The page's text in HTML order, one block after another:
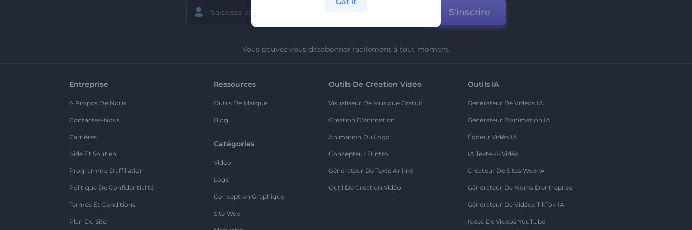
S'inscrire
Vous pouvez vous désabonner facilement à tout moment.
Entreprise
A Propos De Nous
Contactez-Nous
Carrières
Aide Et Soutien
Programme D'affiliation
Politique De Confidentialité
Termes Et Conditions
Plan Du Site
Ressources
Outils De Marque
Blog
Catégories
Vidéo
Logo
Conception Graphique
Site Web
Outils De Création Vidéo
Visualiseur De Musique Gratuit
Création D'animation
Animation Du Logo
Concepteur D'intro
Générateur De Texte Animé
Outil De Création Vidéo
Outils IA
Générateur De Vidéos IA
Générateur D'animation IA
Éditeur Vidéo IA
IA Texte-À-Vidéo
Créateur De Sites Web IA
Générateur De Noms D'entreprise
Générateur De Vidéos TikTok IA
Idées De Vidéos YouTube